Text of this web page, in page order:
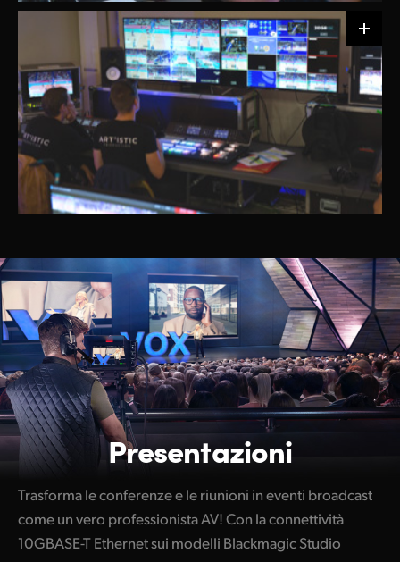
Presentazioni
Trasforma le conferenze e le riunioni in eventi broadcast
come un vero professionista AV! Con la connettività
10GBASE-T Ethernet sui modelli Blackmagic Studio